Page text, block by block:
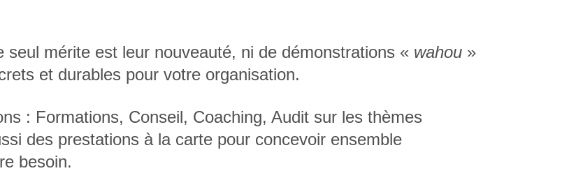
mérite est leur nouveauté, ni de démonstrations « wahou »
et durables pour votre organisation.
: Formations, Conseil, Coaching, Audit sur les thèmes
des prestations à la carte pour concevoir ensemble
besoin.